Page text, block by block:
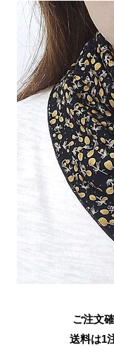
ご注文
送料は1